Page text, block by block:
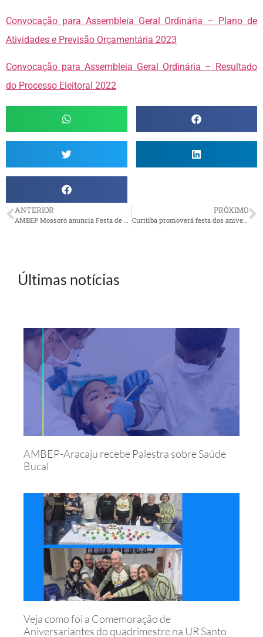
Convocação para Assembleia Geral Ordinária – Plano de
Atividades e Previsão Orçamentária 2023
Convocação para Assembleia Geral Ordinária – Resultado
do Processo Eleitoral 2022
ANTERIOR PRÓXIMO
Curitiba promoverá festa dos aniversariantes de setembro e outubro
Últimas notícias
AMBEP-Aracaju recebe Palestra sobre Saúde
Bucal
Veja como foi a Comemoração de
Aniversariantes do quadrimestre na UR Santo